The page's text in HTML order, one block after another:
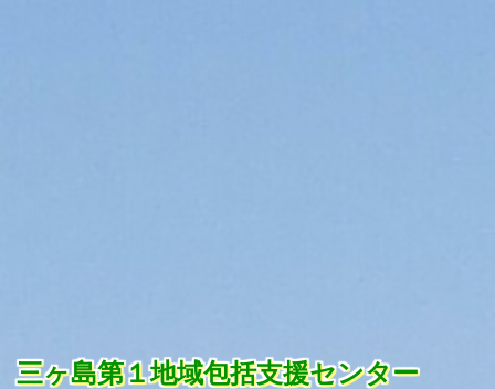
三ヶ島第１地域包括支援センター